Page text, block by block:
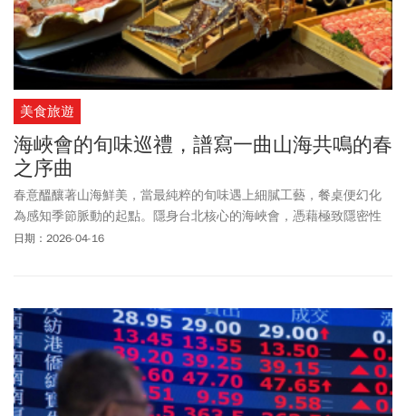
美食旅遊
海峽會的旬味巡禮，譜寫一曲山海共鳴的春
之序曲
春意醞釀著山海鮮美，當最純粹的旬味遇上細膩工藝，餐桌便幻化
為感知季節脈動的起點。隱身台北核心的海峽會，憑藉極致隱密性
與款待底蘊，成為饕客首選。今年春季，海峽會匯聚旗下四大餐飲
日期：2026-04-16